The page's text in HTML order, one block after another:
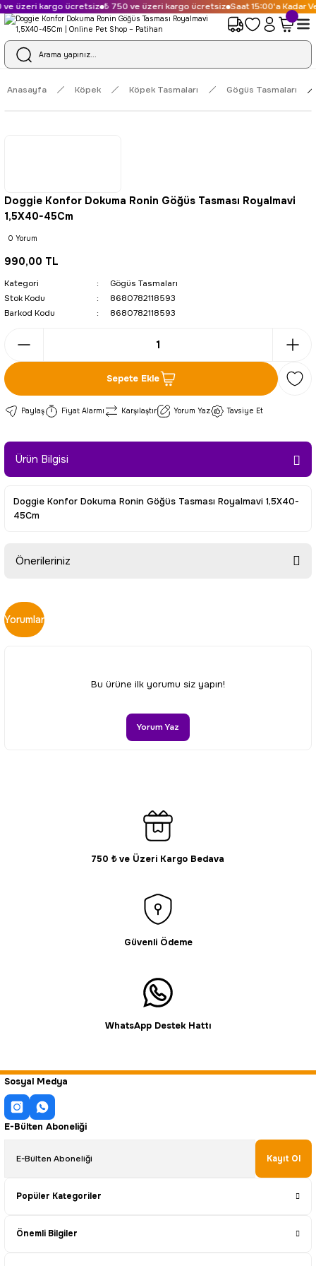
üzeri kargo ücretsiz ₺ 750 ve üzeri kargo ücretsiz Saat 15:00'a Kadar
Anasayfa Köpek Köpek Tasmaları Gögüs Tasmaları
Doggie Konfor Dokuma Ronin Göğüs Tasması Royalmavi
1,5X40-45Cm
0 Yorum
990,00 TL
Kategori
Gögüs Tasmaları
Stok Kodu
8680782118593
Barkod Kodu
8680782118593
Sepete Ekle
Paylaş Fiyat Alarmı Karşılaştır Yorum Yaz Tavsiye Et
Ürün Bilgisi
Doggie Konfor Dokuma Ronin Göğüs Tasması Royalmavi 1,5X40-
45Cm
Önerileriniz
Bu ürünün fiyat bilgisi, resim, ürün açıklamalarında ve diğer
konularda yetersiz gördüğünüz noktaları öneri formunu
kullanarak tarafımıza iletebilirsiniz.
Ürün resmi kalitesiz, bozuk veya görüntülenemiyor.
Ürün bilgilerinde hatalar bulunuyor.
Gönder
Yorumlar
Bu ürüne ilk yorumu siz yapın!
Yorum Yaz
750 ₺ ve Üzeri Kargo Bedava
Güvenli Ödeme
WhatsApp Destek Hattı
Sosyal Medya
E-Bülten Aboneliği
Kayıt Ol
Popüler Kategoriler
Önemli Bilgiler